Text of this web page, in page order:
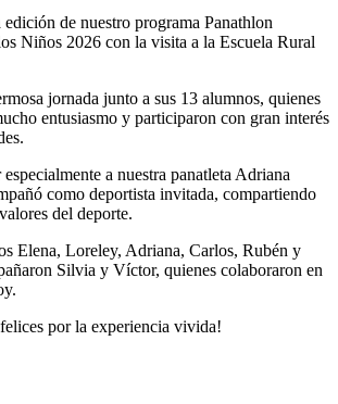
de nuestro programa Panathlon
Niños 2026 con la visita a la Escuela Rural
jornada junto a sus 13 alumnos, quienes
entusiasmo y participaron con gran interés
a nuestra panatleta Adriana
como deportista invitada, compartiendo
del deporte.
Elena, Loreley, Adriana, Carlos, Rubén y
Silvia y Víctor, quienes colaboraron en
por la experiencia vivida!